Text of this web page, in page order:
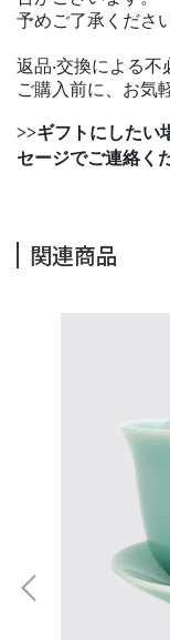
予めご了承くださ
返品‧交換による不
ご購入前に、お気
>>ギフトにしたい
セージでご連絡く
関連商品